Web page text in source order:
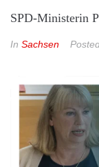
SPD-Ministerin
In Sachsen